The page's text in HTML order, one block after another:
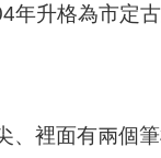
升格為市定
、裡面有兩個